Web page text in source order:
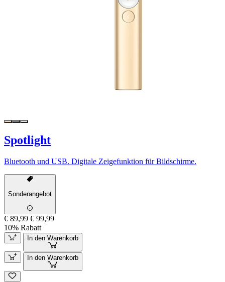
Spotlight
Bluetooth und USB. Digitale Zeigefunktion für Bildschirme.
Sonderangebot
€ 89,99 € 99,99
10% Rabatt
In den Warenkorb
In den Warenkorb